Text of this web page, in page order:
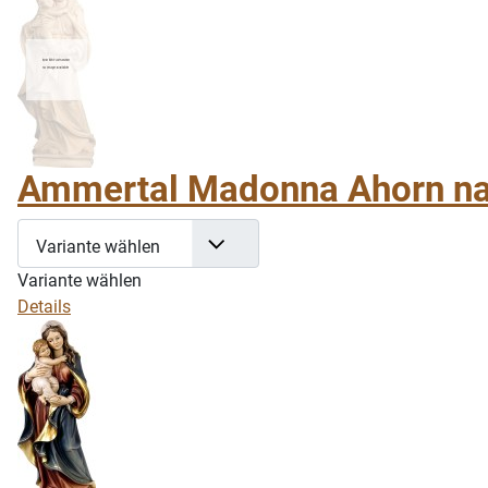
Ammertal Madonna Ahorn
Variante wählen
Variante wählen
Details